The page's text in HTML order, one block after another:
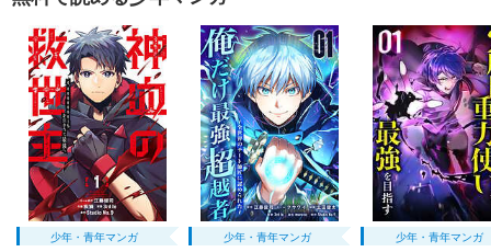
少年・青年マンガ 少年・青年マンガ 少年・青年マンガ